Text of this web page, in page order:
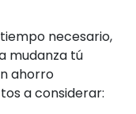
necesario,
mudanza tú
ahorro
a considerar: